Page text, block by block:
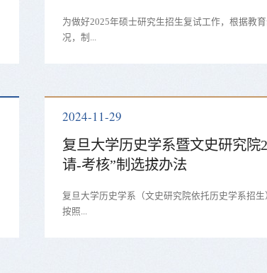
为做好2025年硕士研究生招生复试工作，根据教
况，制...
2024-11-29
复旦大学历史学系暨文史研究院
请-考核”制选拔办法
复旦大学历史学系（文史研究院依托历史学系招生
按照...